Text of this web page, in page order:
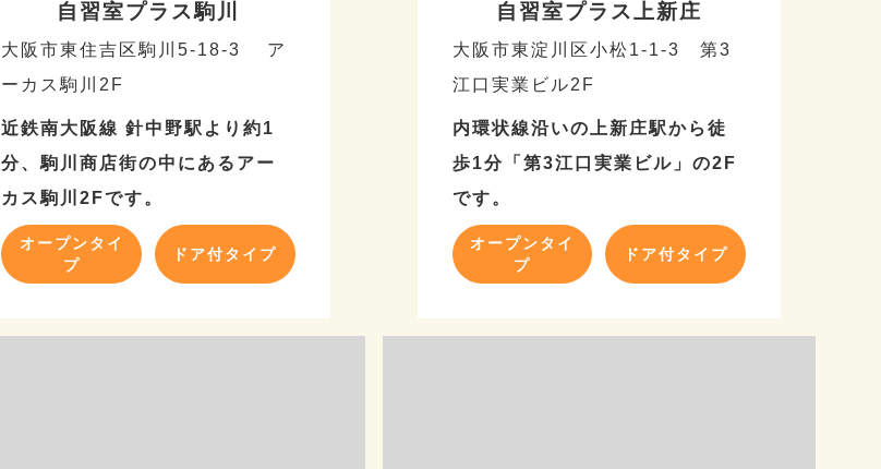
自習室プラス駒川
大阪市東住吉区駒川5-18-3 ア
ーカス駒川2F
近鉄南大阪線 針中野駅より約1
分、駒川商店街の中にあるアー
カス駒川2Fです。
オープンタイ
プ
ドア付タイプ
自習室プラス上新庄
大阪市東淀川区小松1-1-3 第3
江口実業ビル2F
内環状線沿いの上新庄駅から徒
歩1分「第3江口実業ビル」の2F
です。
オープンタイ
プ
ドア付タイプ